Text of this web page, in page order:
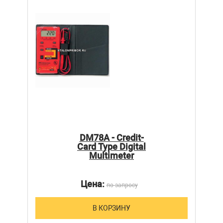
DM78A - Credit-
Card Type Digital
Multimeter
Цена:по запросу
В КОРЗИНУ